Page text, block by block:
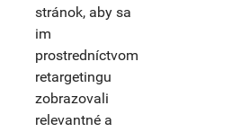
stránok, aby sa
im
prostredníctvom
retargetingu
zobrazovali
relevantné a